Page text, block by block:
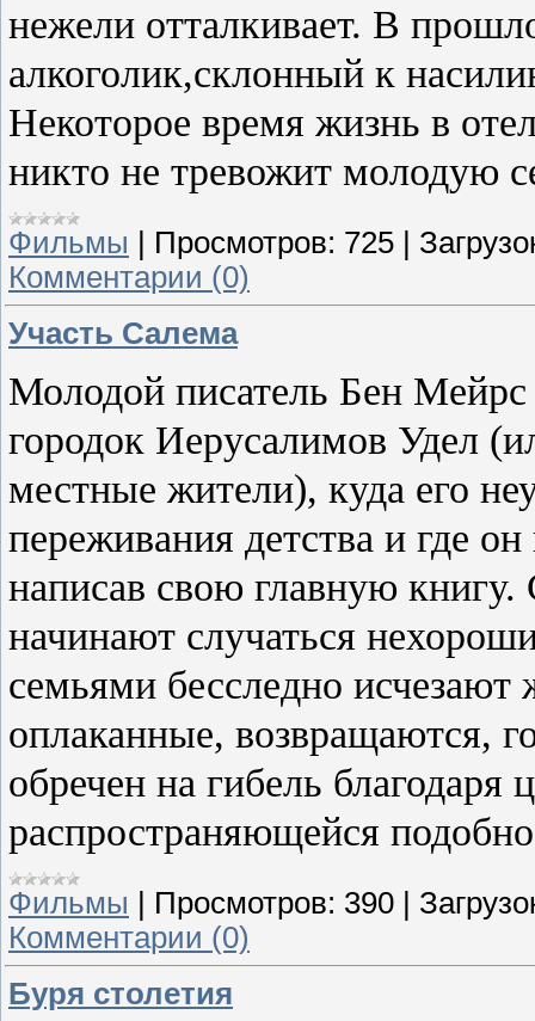
нежели отталкивает. В
алкоголик,склонный к
Некоторое время жизнь в
никто не тревожит
Фильмы Просмотров: 725
Комментарии (0)
Участь Салема
Молодой писатель Бен
городок Иерусалимов Удел
местные жители), куда его
переживания детства и где
написав свою главную
начинают случаться
семьями бесследно
оплаканные, возвращаются,
обречен на гибель благодаря
распространяющейся подобно
Фильмы | Просмотров: 390 |
Комментарии (0)
Буря столетия